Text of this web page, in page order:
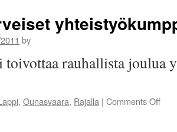
by
rauhallista joulua
, Ounasvaara, Rajalla | Comments Offon